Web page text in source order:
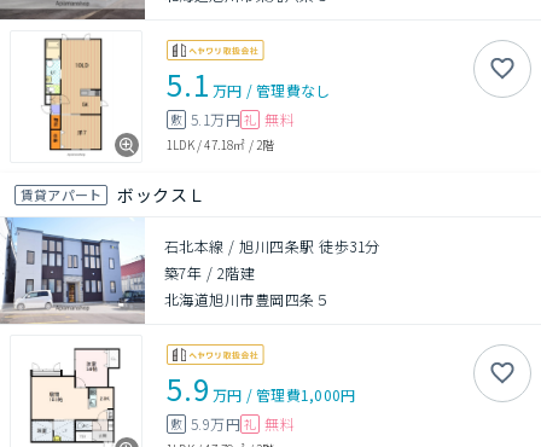
5.1 万円 /管理費なし
敷 5.1万円 礼 無料
1LDK/47.18㎡ /2階
賃貸アパート ボックスＬ
石北本線 / 旭川四条駅 徒歩31分
築7年 / 2階建
北海道旭川市豊岡四条５
5.9 万円 /管理費1,000円
敷 5.9万円 礼 無料